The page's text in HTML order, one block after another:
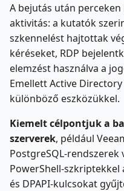
A bejutás után
aktivitás: a kutatók
szkennelést hajtottak
kéréseket, RDP
elemzést használva a
Emellett Active
különböző eszközükkel.
Kiemelt célpontjuk a
szerverek, például
PostgreSQL-rendszerek
PowerShell-
és DPAPI-kulcsokat